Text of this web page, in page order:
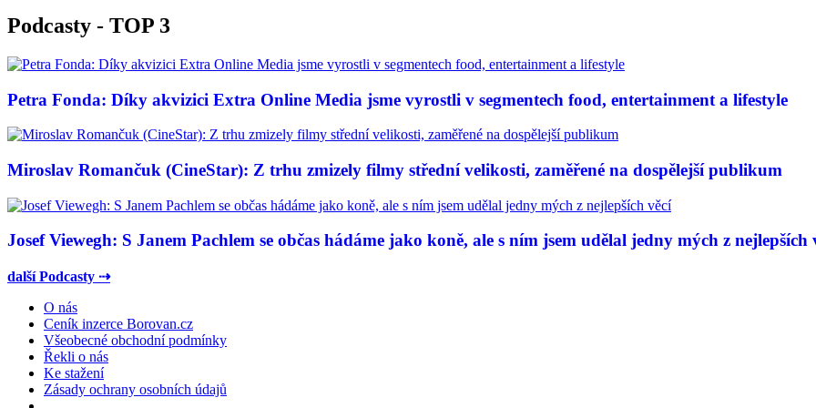
Podcasty - TOP 3
Petra Fonda: Díky akvizici Extra Online Media jsme vyrostli v segmentech food, entertainment a lifestyle
Miroslav Romančuk (CineStar): Z trhu zmizely filmy střední velikosti, zaměřené na dospělejší publikum
Josef Viewegh: S Janem Pachlem se občas hádáme jako koně, ale s ním jsem udělal jedny mých z nejlepších
další Podcasty ⇢
O nás
Ceník inzerce Borovan.cz
Všeobecné obchodní podmínky
Řekli o nás
Ke stažení
Zásady ochrany osobních údajů